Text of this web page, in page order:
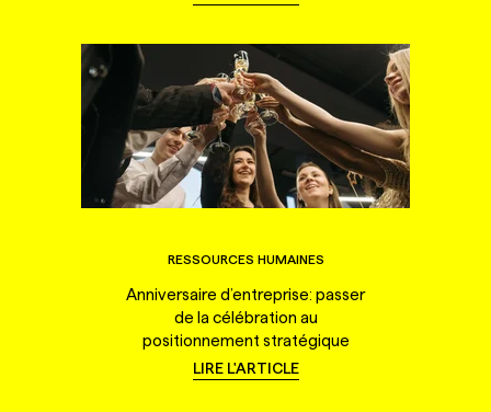
RESSOURCES HUMAINES
Anniversaire d’entreprise: passer
de la célébration au
positionnement stratégique
LIRE L'ARTICLE